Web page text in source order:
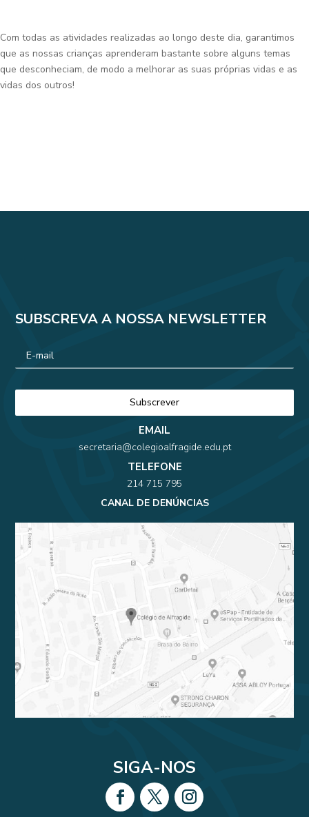
Com todas as atividades realizadas ao longo deste dia, garantimos
que as nossas crianças aprenderam bastante sobre alguns temas
que desconheciam, de modo a melhorar as suas próprias vidas e as
vidas dos outros!
SUBSCREVA A NOSSA NEWSLETTER
EMAIL
secretaria@colegioalfragide.edu.pt
TELEFONE
214 715 795
CANAL DE DENÚNCIAS
SIGA-NOS